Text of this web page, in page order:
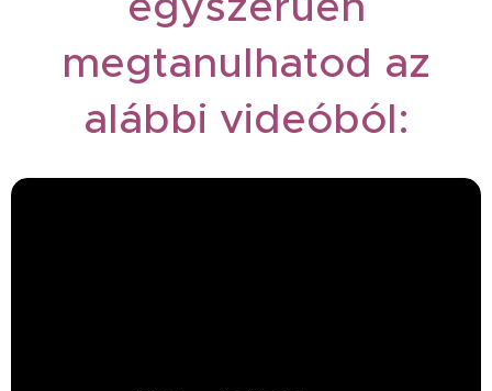
megtanulhatod az
alábbi videóból: